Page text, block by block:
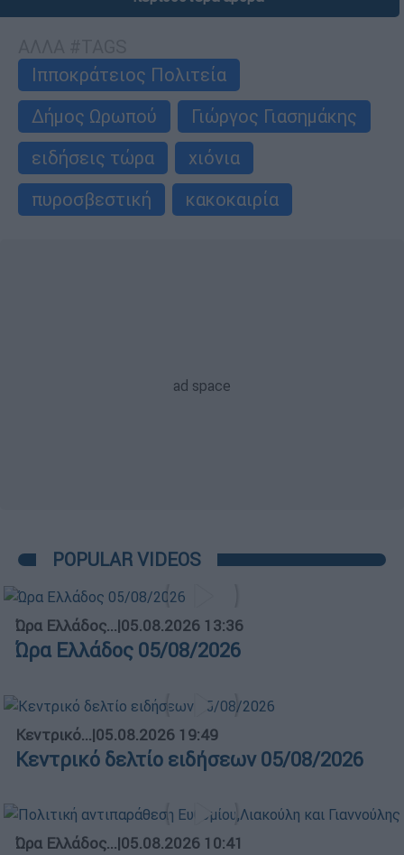
Ιπποκράτειος Πολιτεία
Δήμος Ωρωπού
Γιώργος Γιασημάκης
ειδήσεις τώρα
χιόνια
πυροσβεστική
κακοκαιρία
POPULAR VIDEOS
Ώρα Ελλάδος...|05.08.2026 13:36
Ώρα Ελλάδος 05/08/2026
Κεντρικό...|05.08.2026 19:49
Κεντρικό δελτίο ειδήσεων 05/08/2026
Ώρα Ελλάδος...|05.08.2026 10:41